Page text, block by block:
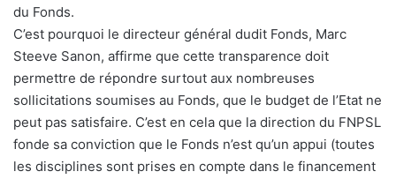
du Fonds.
C’est pourquoi le directeur général dudit Fonds, Marc
Steeve Sanon, affirme que cette transparence doit
permettre de répondre surtout aux nombreuses
sollicitations soumises au Fonds, que le budget de l’Etat ne
peut pas satisfaire. C’est en cela que la direction du FNPSL
fonde sa conviction que le Fonds n’est qu’un appui (toutes
les disciplines sont prises en compte dans le financement